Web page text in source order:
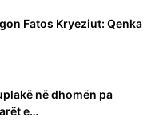
Fatos Kryeziut: Qenka
në dhomën pa
e…